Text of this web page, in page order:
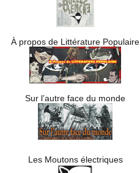
À propos de Littérature Populaire
Sur l’autre face du monde
Les Moutons électriques